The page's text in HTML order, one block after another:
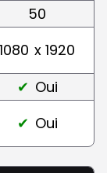
50
1080 x 1920
Oui
Oui